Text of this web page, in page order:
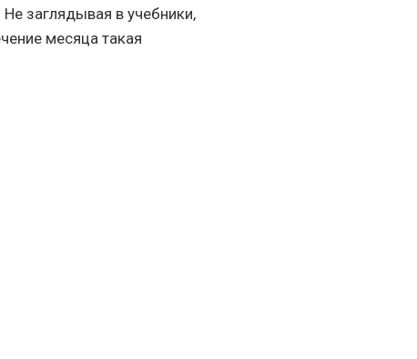
заглядывая в учебники,
месяца такая